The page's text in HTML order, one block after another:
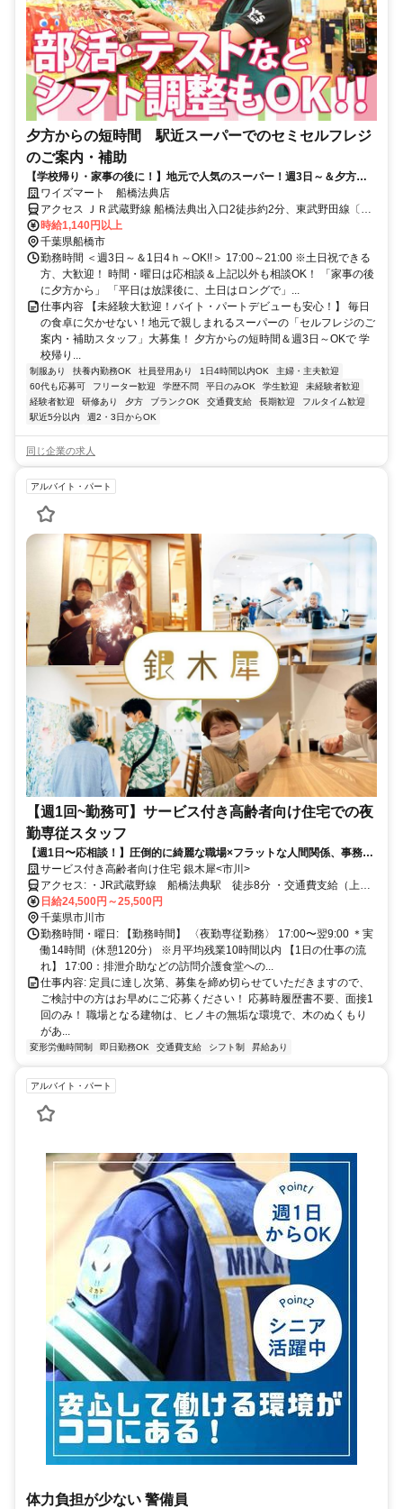
夕方からの短時間 駅近スーパーでのセミセルフレジ
のご案内・補助
【学校帰り・家事の後に！】地元で人気のスーパー！週3日～＆夕方か
らの短時間！従業員割引あり
ワイズマート 船橋法典店
アクセス ＪＲ武蔵野線 船橋法典出入口2徒歩約2分、東武野田線〔ア
ーバンパークライン〕 塚田西口徒歩約24分、京成本線 京成西船徒歩
約32分 武蔵野線「船橋法典駅」より徒歩2分
時給1,140円以上
千葉県船橋市
勤務時間 ＜週3日～＆1日4ｈ～OK!!＞ 17:00～21:00 ※土日祝できる
方、大歓迎！ 時間・曜日は応相談＆上記以外も相談OK！ 「家事の後
に夕方から」 「平日は放課後に、土日はロングで」...
仕事内容 【未経験大歓迎！バイト・パートデビューも安心！】 毎日
の食卓に欠かせない！地元で親しまれるスーパーの「セルフレジのご
案内・補助スタッフ」大募集！ 夕方からの短時間＆週3日～OKで 学
校帰り...
制服あり 扶養内勤務OK 社員登用あり 1日4時間以内OK
主婦・主夫歓迎
60代も応募可
フリーター歓迎 学歴不問 平日のみOK 学生歓迎
未経験者歓迎
経験者歓迎
研修あり 夕方 ブランクOK 交通費支給 長期歓迎
フルタイム歓迎
駅近5分以内
週2・3日からOK
同じ企業の求人
アルバイト・パート
【週1回~勤務可】サービス付き高齢者向け住宅での夜
勤専従スタッフ
【週1日〜応相談！】圧倒的に綺麗な職場×フラットな人間関係、事務作
業も少ないので介護業務に集中できます！
サービス付き高齢者向け住宅 銀木犀<市川>
アクセス: ・JR武蔵野線 船橋法典駅 徒歩8分 ・交通費支給（上限
有） ・車・バイク通勤（応相談）
日給24,500円～25,500円
千葉県市川市
勤務時間・曜日: 【勤務時間】 〈夜勤専従勤務〉 17:00〜翌9:00 ＊実
働14時間（休憩120分） ※月平均残業10時間以内 【1日の仕事の流
れ】 17:00：排泄介助などの訪問介護食堂への...
仕事内容: 定員に達し次第、募集を締め切らせていただきますので、
ご検討中の方はお早めにご応募ください！ 応募時履歴書不要、面接1
回のみ！ 職場となる建物は、ヒノキの無垢な環境で、木のぬくもり
があ...
変形労働時間制 即日勤務OK 交通費支給 シフト制 昇給あり
アルバイト・パート
体力負担が少ない 警備員